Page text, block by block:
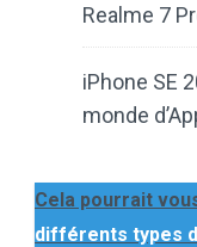
Realme 7
iPhone SE
monde
Cela pourrait
différents types